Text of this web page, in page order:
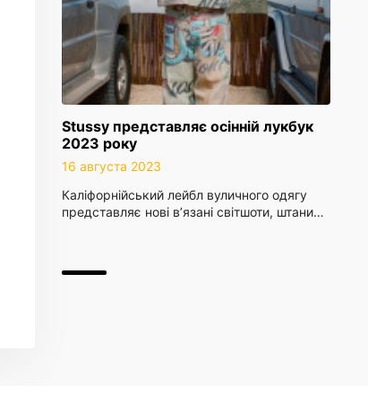
Stussy представляє осінній лукбук
2023 року
16 августа 2023
Каліфорнійський лейбл вуличного одягу
представляє нові в’язані світшоти, штани…